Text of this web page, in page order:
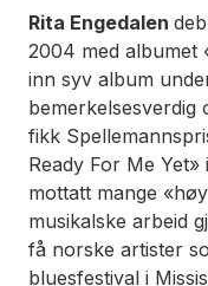
Rita Engedalen
2004 med albumet
inn syv album
bemerkelsesverdig
fikk
Ready For Me
mottatt mange
musikalske arbeid
få norske artister
bluesfestival i